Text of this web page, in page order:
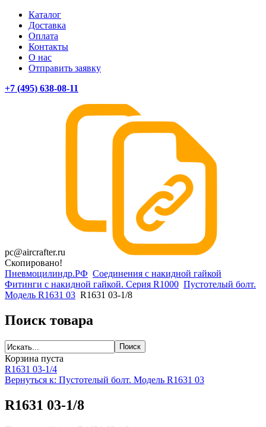
Каталог
Доставка
Оплата
Контакты
О нас
Отправить заявку
+7 (495) 638-08-11
pc@aircrafter.ru
Скопировано!
Пневмоцилиндр.РФ Соединения с накидной гайкой
Фитинги с накидной гайкой. Серия R1000 Пустотелый болт.
Модель R1631 03 R1631 03-1/8
Поиск товара
Корзина пуста
R1631 03-1/4
Вернуться к: Пустотелый болт. Модель R1631 03
R1631 03-1/8